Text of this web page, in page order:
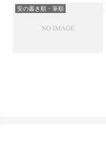
安の書き順・筆順